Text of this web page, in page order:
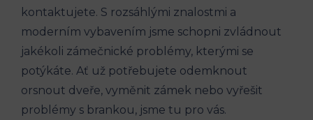
kontaktujete. S rozsáhlými znalostmi a
moderním vybavením jsme schopni zvládnout
jakékoli zámečnické problémy, kterými se
potýkáte. Ať už potřebujete odemknout
orsnout dveře, vyměnit zámek nebo vyřešit
problémy s brankou, jsme tu pro vás.